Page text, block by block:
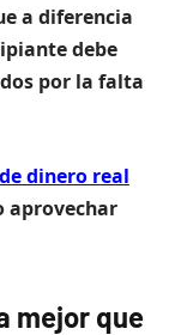
a diferencia
debe
por la falta
dinero real
aprovechar
mejor que